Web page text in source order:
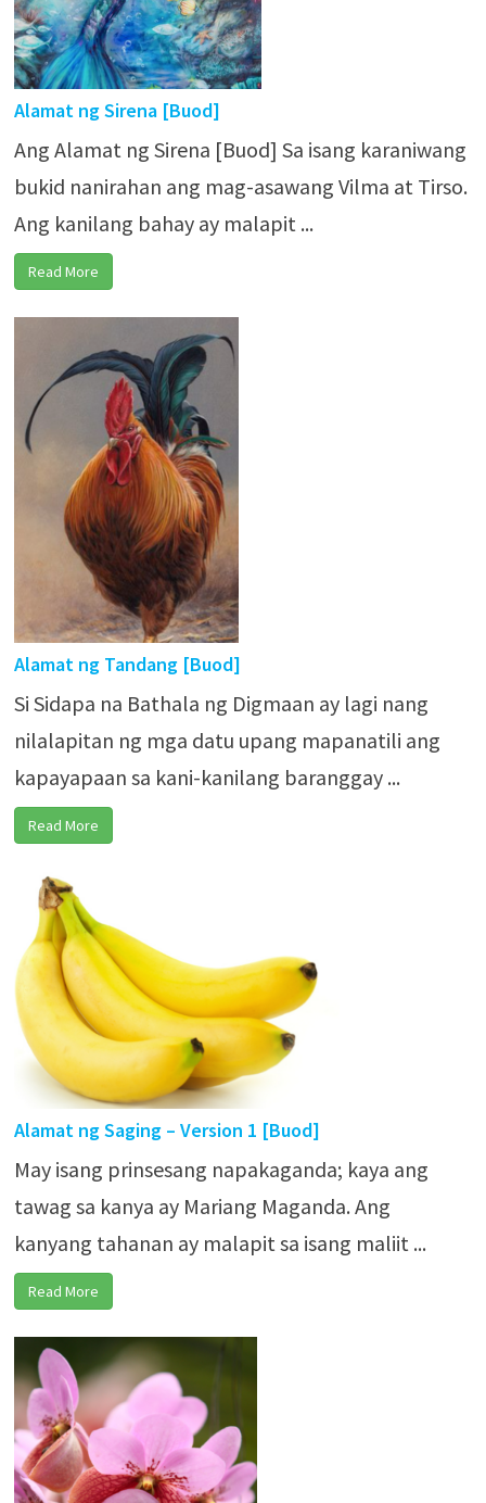
Alamat ng Sirena [Buod]
Ang Alamat ng Sirena [Buod] Sa isang karaniwang
bukid nanirahan ang mag-asawang Vilma at Tirso.
Ang kanilang bahay ay malapit ...
Read More
Alamat ng Tandang [Buod]
Si Sidapa na Bathala ng Digmaan ay lagi nang
nilalapitan ng mga datu upang mapanatili ang
kapayapaan sa kani-kanilang baranggay ...
Read More
Alamat ng Saging – Version 1 [Buod]
May isang prinsesang napakaganda; kaya ang
tawag sa kanya ay Mariang Maganda. Ang
kanyang tahanan ay malapit sa isang maliit ...
Read More